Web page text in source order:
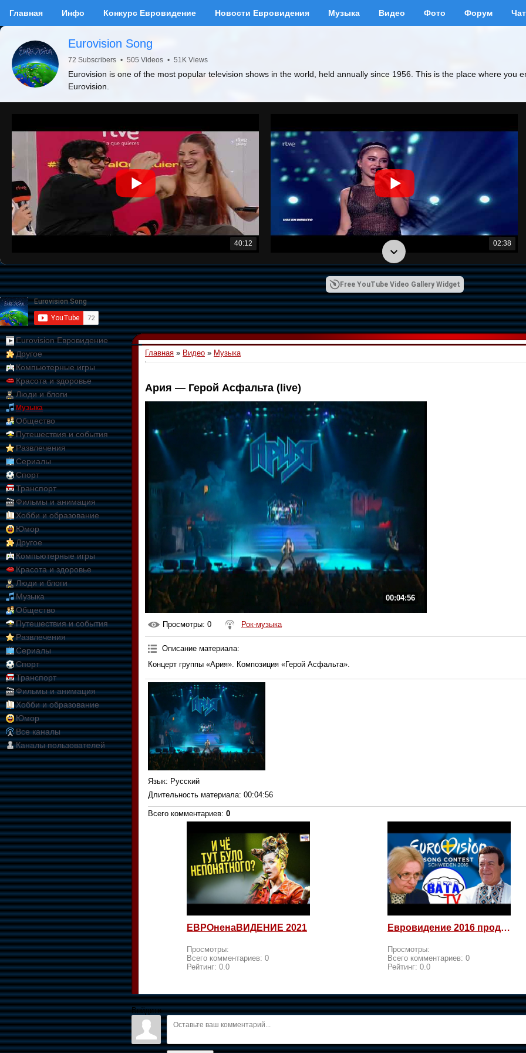
Главная Инфо Конкурс Евровидение Новости Евровидения Музыка Видео Фото Форум Чат
Eurovision Song
72 Subscribers • 505 Videos • 51K Views
Eurovision is one of the most popular television shows in the world, held annually since 1956. This is the place where you
Eurovision.
40:12 02:38
Free YouTube Video Gallery Widget
Eurovision Евровидение
Другое
Компьютерные игры
Красота и здоровье
Люди и блоги
Музыка
Общество
Путешествия и события
Развлечения
Сериалы
Спорт
Транспорт
Фильмы и анимация
Хобби и образование
Юмор
Другое
Компьютерные игры
Красота и здоровье
Люди и блоги
Музыка
Общество
Путешествия и события
Развлечения
Сериалы
Спорт
Транспорт
Фильмы и анимация
Хобби и образование
Юмор
Все каналы
Каналы пользователей
Главная » Видео » Музыка
Ария — Герой Асфальта (live)
00:04:56
Просмотры: 0 Рок-музыка
Описание материала:
Концерт группы «Ария». Композиция «Герой Асфальта».
Язык: Русский
Длительность материала: 00:04:56
Всего комментариев: 0
ЕВРОненаВИДЕНИЕ 2021
Просмотры:
Всего комментариев: 0
Рейтинг: 0.0
Евровидение 2016 продолжается! Россия возмущается и посылает
Просмотры:
Всего комментариев: 0
Рейтинг: 0.0
Войдите: